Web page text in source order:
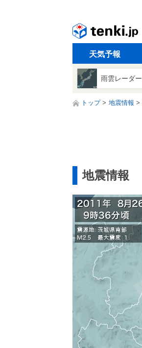
天気予報
雨雲レーダー
トップ 地震情報
地震情報